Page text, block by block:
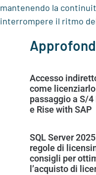
mantenendo la
interrompere il ritmo
Accesso
come licenziarlo
passaggio a S/4
e Rise with SAP
SQL Server
regole di
consigli per
l’acquisto di